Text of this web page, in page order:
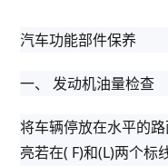
汽车功能部件保养
一、 发动机油量检查
将车辆停放在水平的
亮若在( F)和(L)两个标